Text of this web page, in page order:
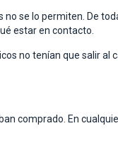
se lo permiten. De
estar en contacto.
no tenían que salir al
comprado. En